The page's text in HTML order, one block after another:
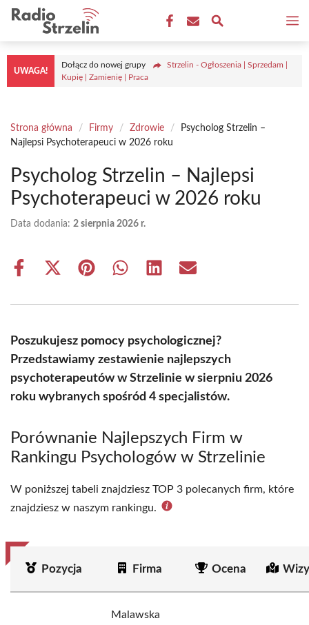
Przejdź
treści
UWAGA!
Dołącz do nowej grupy
Strzelin - Ogłoszenia | Sprzedam |
Kupię | Zamienię | Praca
Strona główna / Firmy / Zdrowie /
Psycholog Strzelin –
Najlepsi Psychoterapeuci w 2026 roku
Psycholog Strzelin – Najlepsi
Psychoterapeuci w 2026 roku
Data dodania: 2 sierpnia 2026 r.
Share
Share
(Twitter)
Share Share Share Share
Poszukujesz pomocy psychologicznej?
Przedstawiamy zestawienie najlepszych
psychoterapeutów w Strzelinie w sierpniu 2026
roku wybranych spośród 4 specjalistów.
Porównanie Najlepszych Firm w
Rankingu Psychologów w Strzelinie
W poniższej tabeli znajdziesz TOP 3 polecanych firm, które
znajdziesz w naszym rankingu.
Pozycja Firma Ocena
Malawska